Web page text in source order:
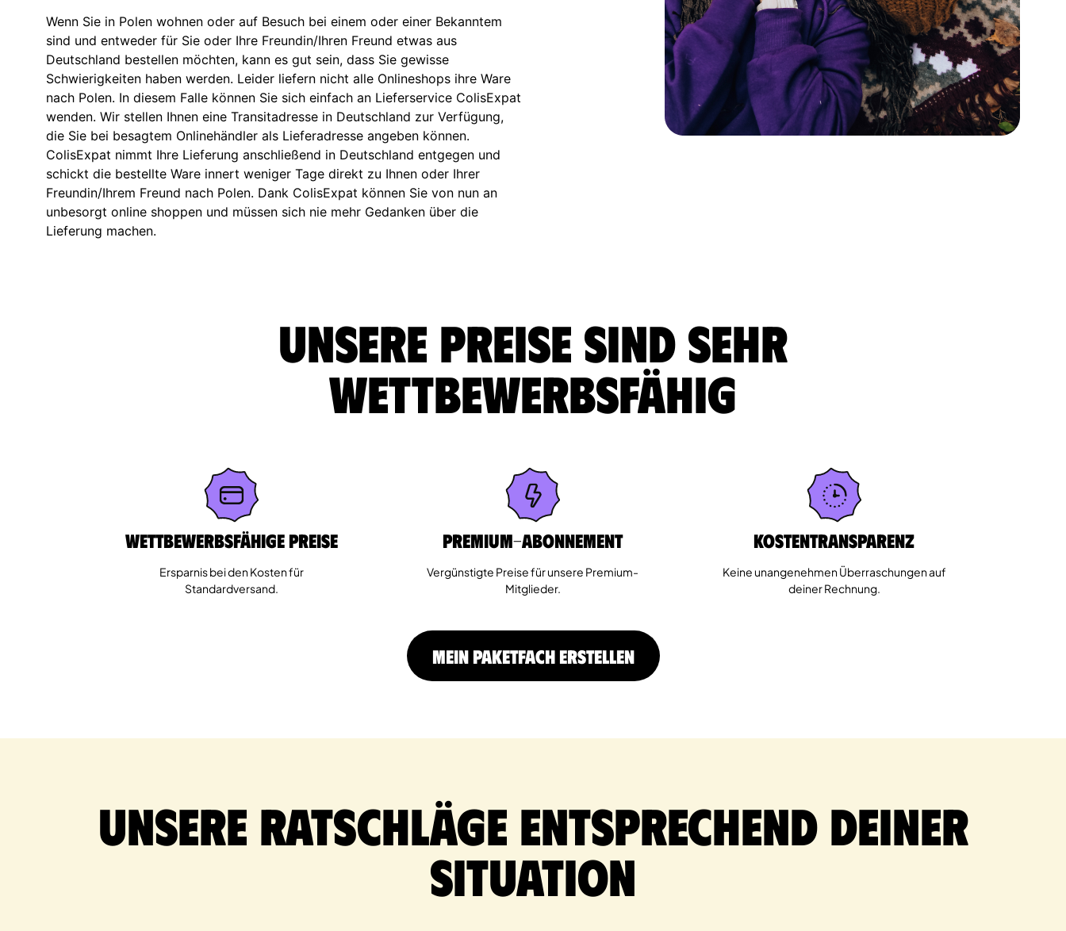
Wenn Sie in Polen wohnen oder auf Besuch bei einem oder einer Bekanntem
sind und entweder für Sie oder Ihre Freundin/Ihren Freund etwas aus
Deutschland bestellen möchten, kann es gut sein, dass Sie gewisse
Schwierigkeiten haben werden. Leider liefern nicht alle Onlineshops ihre Ware
nach Polen. In diesem Falle können Sie sich einfach an Lieferservice ColisExpat
wenden. Wir stellen Ihnen eine Transitadresse in Deutschland zur Verfügung,
die Sie bei besagtem Onlinehändler als Lieferadresse angeben können.
ColisExpat nimmt Ihre Lieferung anschließend in Deutschland entgegen und
schickt die bestellte Ware innert weniger Tage direkt zu Ihnen oder Ihrer
Freundin/Ihrem Freund nach Polen. Dank ColisExpat können Sie von nun an
unbesorgt online shoppen und müssen sich nie mehr Gedanken über die
Lieferung machen.
Unsere Preise sind sehr
wettbewerbsfähig
Wettbewerbsfähige Preise
Ersparnis bei den Kosten für
Standardversand.
Premium-Abonnement
Vergünstigte Preise für unsere Premium-
Mitglieder.
Kostentransparenz
Keine unangenehmen Überraschungen auf
deiner Rechnung.
MEIN PAKETFACH ERSTELLEN
Unsere Ratschläge entsprechend deiner
Situation